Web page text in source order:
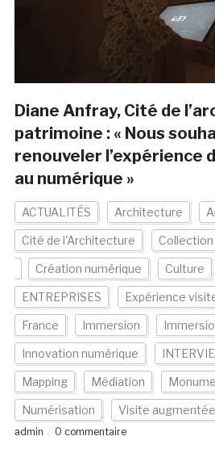
Diane Anfray, Cité de
patrimoine : « Nous
renouveler l’expérience
au numérique »
ACTUALITÉS Architecture
Cité de l'Architecture Collection
Création numérique Culture
ENTREPRISES Expérience
France Immersion
Innovation numérique
Mapping Médiation
Numérisation Visite augmentée
admin
0 commentaire